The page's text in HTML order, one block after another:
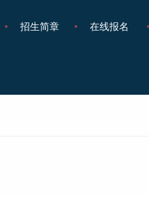
招生简章 在线报名